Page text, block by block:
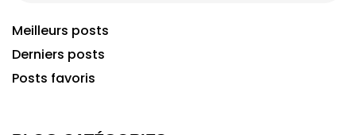
Meilleurs posts
Derniers posts
Posts favoris